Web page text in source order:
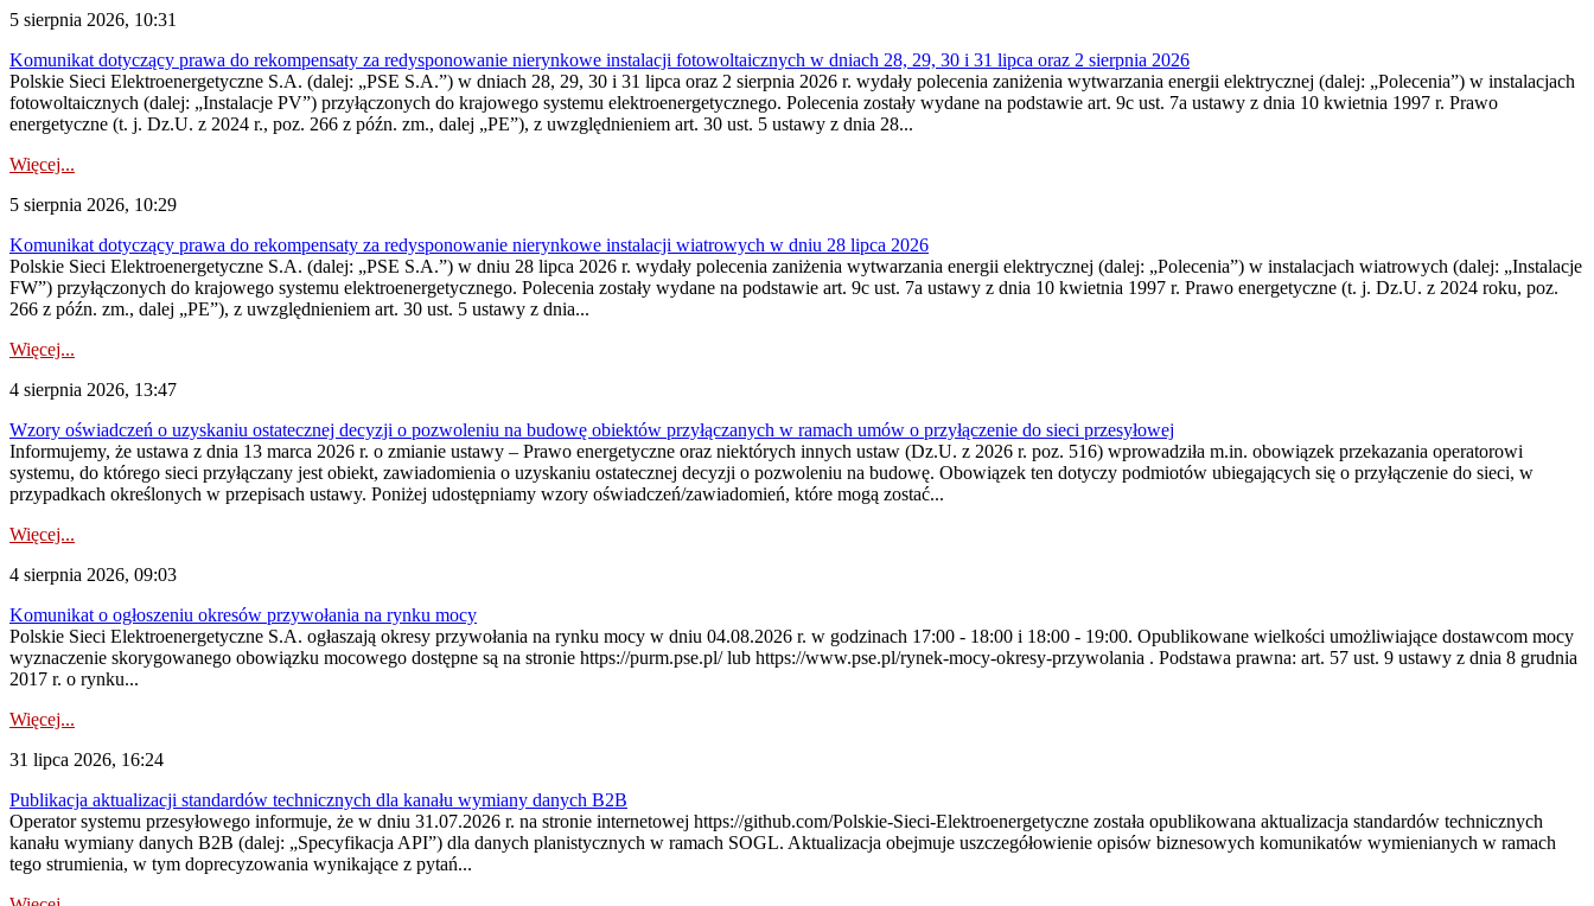
5 sierpnia 2026, 10:31
Komunikat dotyczący prawa do rekompensaty za redysponowanie nierynkowe instalacji fotowoltaicznych w dniach 28, 29, 30 i 31 lipca oraz 2 sierpnia 2026
Polskie Sieci Elektroenergetyczne S.A. (dalej: „PSE S.A.”) w dniach 28, 29, 30 i 31 lipca oraz 2 sierpnia 2026 r. wydały polecenia zaniżenia wytwarzania energii elektrycznej (dalej: „Polecenia”) w instalacjach
fotowoltaicznych (dalej: „Instalacje PV”) przyłączonych do krajowego systemu elektroenergetycznego. Polecenia zostały wydane na podstawie art. 9c ust. 7a ustawy z dnia 10 kwietnia 1997 r. Prawo
energetyczne (t. j. Dz.U. z 2024 r., poz. 266 z późn. zm., dalej „PE”), z uwzględnieniem art. 30 ust. 5 ustawy z dnia 28...
Więcej...
5 sierpnia 2026, 10:29
Komunikat dotyczący prawa do rekompensaty za redysponowanie nierynkowe instalacji wiatrowych w dniu 28 lipca 2026
Polskie Sieci Elektroenergetyczne S.A. (dalej: „PSE S.A.”) w dniu 28 lipca 2026 r. wydały polecenia zaniżenia wytwarzania energii elektrycznej (dalej: „Polecenia”) w instalacjach wiatrowych (dalej: „Instalacje
FW”) przyłączonych do krajowego systemu elektroenergetycznego. Polecenia zostały wydane na podstawie art. 9c ust. 7a ustawy z dnia 10 kwietnia 1997 r. Prawo energetyczne (t. j. Dz.U. z 2024 roku, poz.
266 z późn. zm., dalej „PE”), z uwzględnieniem art. 30 ust. 5 ustawy z dnia...
Więcej...
4 sierpnia 2026, 13:47
Wzory oświadczeń o uzyskaniu ostatecznej decyzji o pozwoleniu na budowę obiektów przyłączanych w ramach umów o przyłączenie do sieci przesyłowej
Informujemy, że ustawa z dnia 13 marca 2026 r. o zmianie ustawy – Prawo energetyczne oraz niektórych innych ustaw (Dz.U. z 2026 r. poz. 516) wprowadziła m.in. obowiązek przekazania operatorowi
systemu, do którego sieci przyłączany jest obiekt, zawiadomienia o uzyskaniu ostatecznej decyzji o pozwoleniu na budowę. Obowiązek ten dotyczy podmiotów ubiegających się o przyłączenie do sieci, w
przypadkach określonych w przepisach ustawy. Poniżej udostępniamy wzory oświadczeń/zawiadomień, które mogą zostać...
Więcej...
4 sierpnia 2026, 09:03
Komunikat o ogłoszeniu okresów przywołania na rynku mocy
Polskie Sieci Elektroenergetyczne S.A. ogłaszają okresy przywołania na rynku mocy w dniu 04.08.2026 r. w godzinach 17:00 - 18:00 i 18:00 - 19:00. Opublikowane wielkości umożliwiające dostawcom mocy
wyznaczenie skorygowanego obowiązku mocowego dostępne są na stronie https://purm.pse.pl/ lub https://www.pse.pl/rynek-mocy-okresy-przywolania . Podstawa prawna: art. 57 ust. 9 ustawy z dnia 8 grudnia
2017 r. o rynku...
Więcej...
31 lipca 2026, 16:24
Publikacja aktualizacji standardów technicznych dla kanału wymiany danych B2B
Operator systemu przesyłowego informuje, że w dniu 31.07.2026 r. na stronie internetowej https://github.com/Polskie-Sieci-Elektroenergetyczne została opublikowana aktualizacja standardów technicznych
kanału wymiany danych B2B (dalej: „Specyfikacja API”) dla danych planistycznych w ramach SOGL. Aktualizacja obejmuje uszczegółowienie opisów biznesowych komunikatów wymienianych w ramach
tego strumienia, w tym doprecyzowania wynikające z pytań...